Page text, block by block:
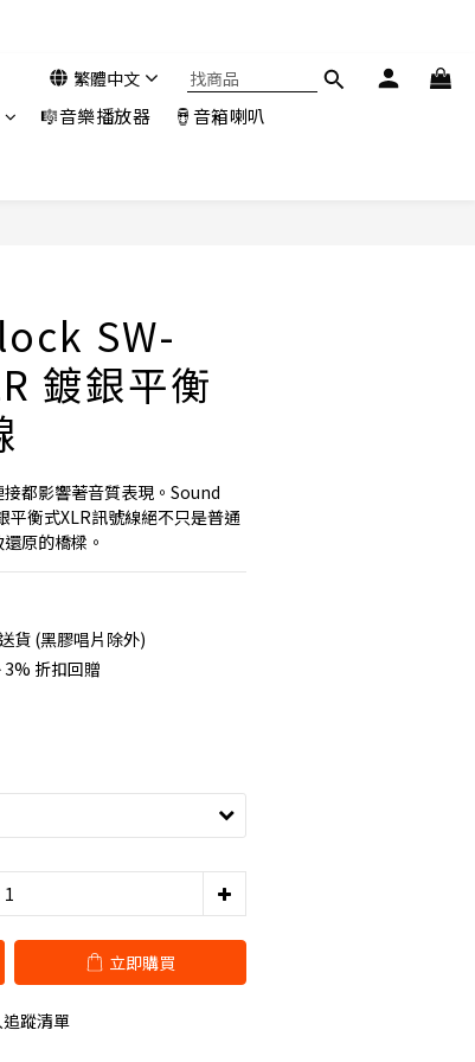
繁體中文
🎼音樂播放器
🪘音箱喇叭
SW-
鍍銀平衡
都影響著音質表現。Sound
平衡式XLR訊號線絕不只是普通
原的橋樑。
貨 (黑膠唱片除外)
折扣回贈
立即購買
蹤清單